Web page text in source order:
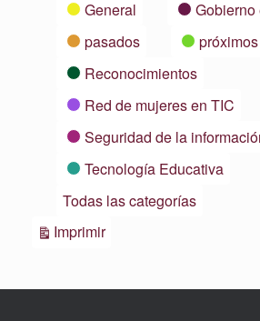
General
Gobierno
pasados
próximos
Reconocimientos
Red de mujeres en TIC
Seguridad de la
Tecnología Educativa
Todas las categorías
ImprimirVistas